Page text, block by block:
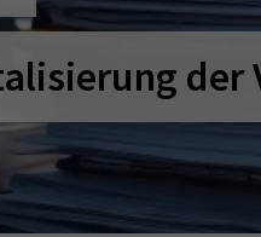
34a
der